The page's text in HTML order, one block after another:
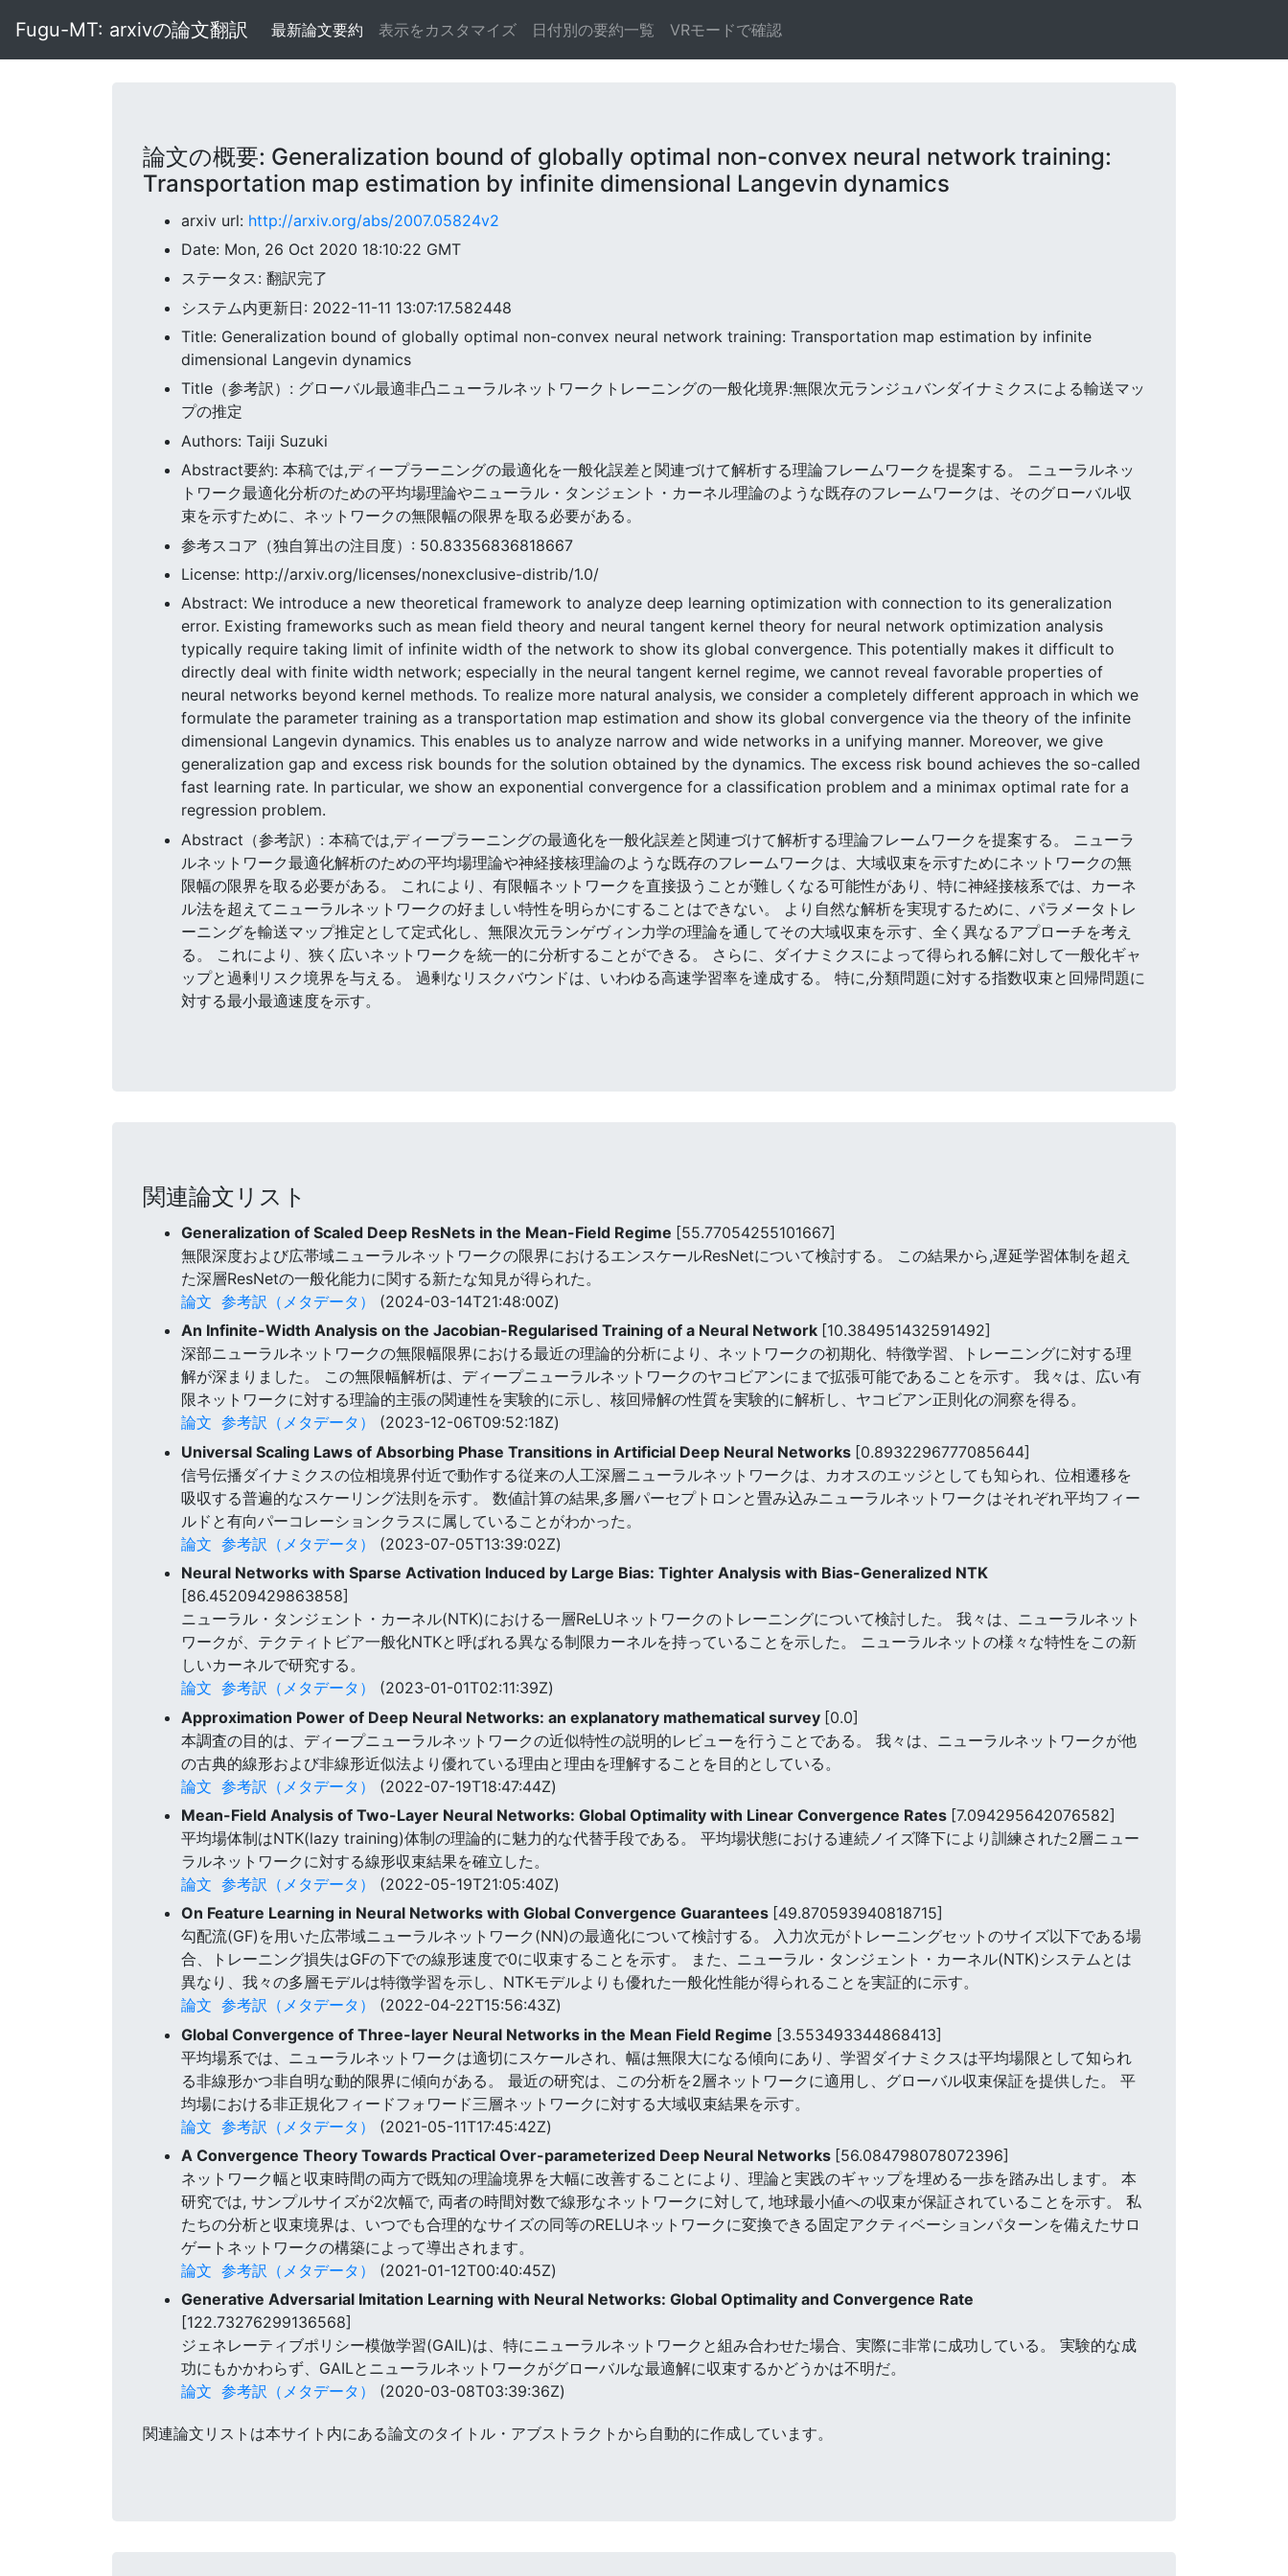
Fugu-MT: arxivの論文翻訳 最新論文要約 表示をカスタマイズ 日付別の要約一覧 VRモードで確認
論文の概要: Generalization bound of globally optimal non-convex neural network training:
Transportation map estimation by infinite dimensional Langevin dynamics
arxiv url: http://arxiv.org/abs/2007.05824v2
Date: Mon, 26 Oct 2020 18:10:22 GMT
ステータス: 翻訳完了
システム内更新日: 2022-11-11 13:07:17.582448
Title: Generalization bound of globally optimal non-convex neural network training: Transportation map estimation by infinite
dimensional Langevin dynamics
Title（参考訳）: グローバル最適非凸ニューラルネットワークトレーニングの一般化境界:無限次元ランジュバンダイナミクスによる輸送マッ
プの推定
Authors: Taiji Suzuki
Abstract要約: 本稿では,ディープラーニングの最適化を一般化誤差と関連づけて解析する理論フレームワークを提案する。 ニューラルネッ
トワーク最適化分析のための平均場理論やニューラル・タンジェント・カーネル理論のような既存のフレームワークは、そのグローバル収
束を示すために、ネットワークの無限幅の限界を取る必要がある。
参考スコア（独自算出の注目度）: 50.83356836818667
License: http://arxiv.org/licenses/nonexclusive-distrib/1.0/
Abstract: We introduce a new theoretical framework to analyze deep learning optimization with connection to its generalization
error. Existing frameworks such as mean field theory and neural tangent kernel theory for neural network optimization analysis
typically require taking limit of infinite width of the network to show its global convergence. This potentially makes it difficult to
directly deal with finite width network; especially in the neural tangent kernel regime, we cannot reveal favorable properties of
neural networks beyond kernel methods. To realize more natural analysis, we consider a completely different approach in which we
formulate the parameter training as a transportation map estimation and show its global convergence via the theory of the infinite
dimensional Langevin dynamics. This enables us to analyze narrow and wide networks in a unifying manner. Moreover, we give
generalization gap and excess risk bounds for the solution obtained by the dynamics. The excess risk bound achieves the so-called
fast learning rate. In particular, we show an exponential convergence for a classification problem and a minimax optimal rate for a
regression problem.
Abstract（参考訳）: 本稿では,ディープラーニングの最適化を一般化誤差と関連づけて解析する理論フレームワークを提案する。 ニューラ
ルネットワーク最適化解析のための平均場理論や神経接核理論のような既存のフレームワークは、大域収束を示すためにネットワークの無
限幅の限界を取る必要がある。 これにより、有限幅ネットワークを直接扱うことが難しくなる可能性があり、特に神経接核系では、カーネ
ル法を超えてニューラルネットワークの好ましい特性を明らかにすることはできない。 より自然な解析を実現するために、パラメータトレ
ーニングを輸送マップ推定として定式化し、無限次元ランゲヴィン力学の理論を通してその大域収束を示す、全く異なるアプローチを考え
る。 これにより、狭く広いネットワークを統一的に分析することができる。 さらに、ダイナミクスによって得られる解に対して一般化ギャ
ップと過剰リスク境界を与える。 過剰なリスクバウンドは、いわゆる高速学習率を達成する。 特に,分類問題に対する指数収束と回帰問題に
対する最小最適速度を示す。
関連論文リスト
Generalization of Scaled Deep ResNets in the Mean-Field Regime [55.77054255101667]
無限深度および広帯域ニューラルネットワークの限界におけるエンスケールResNetについて検討する。 この結果から,遅延学習体制を超え
た深層ResNetの一般化能力に関する新たな知見が得られた。
論文 参考訳（メタデータ）
(2024-03-14T21:48:00Z)
An Infinite-Width Analysis on the Jacobian-Regularised Training of a Neural Network [10.384951432591492]
深部ニューラルネットワークの無限幅限界における最近の理論的分析により、ネットワークの初期化、特徴学習、トレーニングに対する理
解が深まりました。 この無限幅解析は、ディープニューラルネットワークのヤコビアンにまで拡張可能であることを示す。 我々は、広い有
限ネットワークに対する理論的主張の関連性を実験的に示し、核回帰解の性質を実験的に解析し、ヤコビアン正則化の洞察を得る。
論文 参考訳（メタデータ）
(2023-12-06T09:52:18Z)
Universal Scaling Laws of Absorbing Phase Transitions in Artificial Deep Neural Networks [0.8932296777085644]
信号伝播ダイナミクスの位相境界付近で動作する従来の人工深層ニューラルネットワークは、カオスのエッジとしても知られ、位相遷移を
吸収する普遍的なスケーリング法則を示す。 数値計算の結果,多層パーセプトロンと畳み込みニューラルネットワークはそれぞれ平均フィー
ルドと有向パーコレーションクラスに属していることがわかった。
論文 参考訳（メタデータ）
(2023-07-05T13:39:02Z)
Neural Networks with Sparse Activation Induced by Large Bias: Tighter Analysis with Bias-Generalized NTK
[86.45209429863858]
ニューラル・タンジェント・カーネル(NTK)における一層ReLUネットワークのトレーニングについて検討した。 我々は、ニューラルネット
ワークが、テクティトビア一般化NTKと呼ばれる異なる制限カーネルを持っていることを示した。 ニューラルネットの様々な特性をこの新
しいカーネルで研究する。
論文 参考訳（メタデータ）
(2023-01-01T02:11:39Z)
Approximation Power of Deep Neural Networks: an explanatory mathematical survey [0.0]
本調査の目的は、ディープニューラルネットワークの近似特性の説明的レビューを行うことである。 我々は、ニューラルネットワークが他
の古典的線形および非線形近似法より優れている理由と理由を理解することを目的としている。
論文 参考訳（メタデータ）
(2022-07-19T18:47:44Z)
Mean-Field Analysis of Two-Layer Neural Networks: Global Optimality with Linear Convergence Rates [7.094295642076582]
平均場体制はNTK(lazy training)体制の理論的に魅力的な代替手段である。 平均場状態における連続ノイズ降下により訓練された2層ニュー
ラルネットワークに対する線形収束結果を確立した。
論文 参考訳（メタデータ）
(2022-05-19T21:05:40Z)
On Feature Learning in Neural Networks with Global Convergence Guarantees [49.870593940818715]
勾配流(GF)を用いた広帯域ニューラルネットワーク(NN)の最適化について検討する。 入力次元がトレーニングセットのサイズ以下である場
合、トレーニング損失はGFの下での線形速度で0に収束することを示す。 また、ニューラル・タンジェント・カーネル(NTK)システムとは
異なり、我々の多層モデルは特徴学習を示し、NTKモデルよりも優れた一般化性能が得られることを実証的に示す。
論文 参考訳（メタデータ）
(2022-04-22T15:56:43Z)
Global Convergence of Three-layer Neural Networks in the Mean Field Regime [3.553493344868413]
平均場系では、ニューラルネットワークは適切にスケールされ、幅は無限大になる傾向にあり、学習ダイナミクスは平均場限として知られ
る非線形かつ非自明な動的限界に傾向がある。 最近の研究は、この分析を2層ネットワークに適用し、グローバル収束保証を提供した。 平
均場における非正規化フィードフォワード三層ネットワークに対する大域収束結果を示す。
論文 参考訳（メタデータ）
(2021-05-11T17:45:42Z)
A Convergence Theory Towards Practical Over-parameterized Deep Neural Networks [56.084798078072396]
ネットワーク幅と収束時間の両方で既知の理論境界を大幅に改善することにより、理論と実践のギャップを埋める一歩を踏み出します。 本
研究では, サンプルサイズが2次幅で, 両者の時間対数で線形なネットワークに対して, 地球最小値への収束が保証されていることを示す。 私
たちの分析と収束境界は、いつでも合理的なサイズの同等のRELUネットワークに変換できる固定アクティベーションパターンを備えたサロ
ゲートネットワークの構築によって導出されます。
論文 参考訳（メタデータ）
(2021-01-12T00:40:45Z)
Generative Adversarial Imitation Learning with Neural Networks: Global Optimality and Convergence Rate
[122.73276299136568]
ジェネレーティブポリシー模倣学習(GAIL)は、特にニューラルネットワークと組み合わせた場合、実際に非常に成功している。 実験的な成
功にもかかわらず、GAILとニューラルネットワークがグローバルな最適解に収束するかどうかは不明だ。
論文 参考訳（メタデータ） (2020-03-08T03:39:36Z)
関連論文リストは本サイト内にある論文のタイトル・アブストラクトから自動的に作成しています。